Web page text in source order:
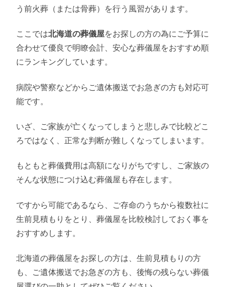
う前火葬（または骨葬）を行う風習があります。
ここでは北海道の葬儀屋をお探しの方の為にご予算に
合わせて優良で明瞭会計、安心な葬儀屋をおすすめ順
にランキングしています。
病院や警察などからご遺体搬送でお急ぎの方も対応可
能です。
いざ、ご家族が亡くなってしまうと悲しみで比較どこ
ろではなく、正常な判断が難しくなってしまいます。
もともと葬儀費用は高額になりがちですし、ご家族の
そんな状態につけ込む葬儀屋も存在します。
ですから可能であるなら、ご存命のうちから複数社に
生前見積もりをとり、葬儀屋を比較検討しておく事を
おすすめします。
北海道の葬儀屋をお探しの方は、生前見積もりの方
も、ご遺体搬送でお急ぎの方も、後悔の残らない葬儀